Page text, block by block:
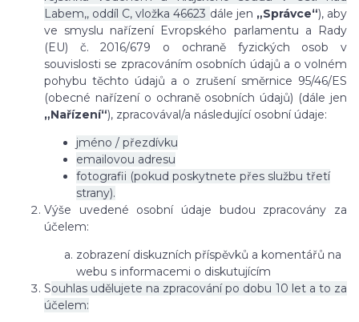
Labem,, oddíl C, vložka 46623 dále jen „Správce“), aby
ve smyslu nařízení Evropského parlamentu a Rady
(EU) č. 2016/679 o ochraně fyzických osob v
souvislosti se zpracováním osobních údajů a o volném
pohybu těchto údajů a o zrušení směrnice 95/46/ES
(obecné nařízení o ochraně osobních údajů) (dále jen
„Nařízení“), zpracovával/a následující osobní údaje:
jméno / přezdívku
emailovou adresu
fotografii (pokud poskytnete přes službu třetí
strany).
Výše uvedené osobní údaje budou zpracovány za
účelem:
zobrazení diskuzních příspěvků a komentářů na
webu s informacemi o diskutujícím
Souhlas udělujete na zpracování po dobu 10 let a to za
účelem: